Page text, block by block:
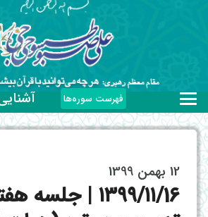
فهرست سوره‌ها
12 بهمن 1399
۱۳۹۹/۱۱/16 |